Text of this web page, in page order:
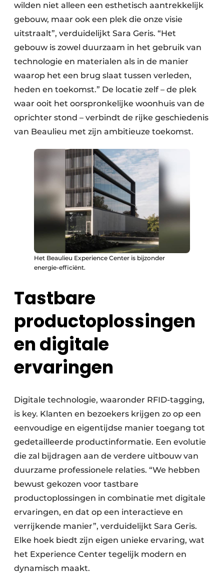
wilden niet alleen een esthetisch aantrekkelijk
gebouw, maar ook een plek die onze visie
uitstraalt”, verduidelijkt Sara Geris. “Het
gebouw is zowel duurzaam in het gebruik van
technologie en materialen als in de manier
waarop het een brug slaat tussen verleden,
heden en toekomst.” De locatie zelf – de plek
waar ooit het oorspronkelijke woonhuis van de
oprichter stond – verbindt de rijke geschiedenis
van Beaulieu met zijn ambitieuze toekomst.
Het Beaulieu Experience Center is bijzonder
energie-efficiënt.
Tastbare
productoplossingen
en digitale
ervaringen
Digitale technologie, waaronder RFID-tagging,
is key. Klanten en bezoekers krijgen zo op een
eenvoudige en eigentijdse manier toegang tot
gedetailleerde productinformatie. Een evolutie
die zal bijdragen aan de verdere uitbouw van
duurzame professionele relaties. “We hebben
bewust gekozen voor tastbare
productoplossingen in combinatie met digitale
ervaringen, en dat op een interactieve en
verrijkende manier”, verduidelijkt Sara Geris.
Elke hoek biedt zijn eigen unieke ervaring, wat
het Experience Center tegelijk modern en
dynamisch maakt.